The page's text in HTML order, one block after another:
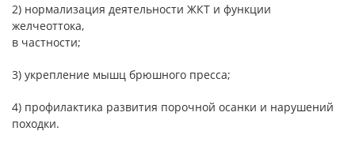
2) нормализация деятельности ЖКТ и функции
желчеоттока,
в частности;
3) укрепление мышц брюшного пресса;
4) профилактика развития порочной осанки и нарушений
походки.